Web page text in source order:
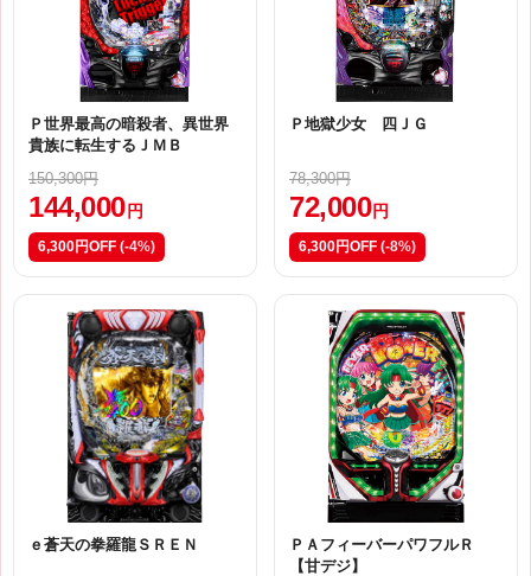
Ｐ世界最高の暗殺者、異世界
貴族に転生するＪＭＢ
150,300円
144,000円
6,300円OFF (-4%)
Ｐ地獄少女 四ＪＧ
78,300円
72,000円
6,300円OFF (-8%)
ｅ蒼天の拳羅龍ＳＲＥＮ
ＰＡフィーバーパワフルＲ
【甘デジ】